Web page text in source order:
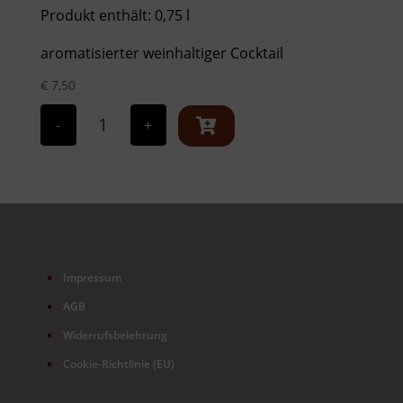
Produkt enthält: 0,75 l
aromatisierter weinhaltiger Cocktail
€ 7,50
- Secco
Pfirsich +
Impressum
AGB
Widerrufsbelehrung
Cookie-Richtlinie (EU)